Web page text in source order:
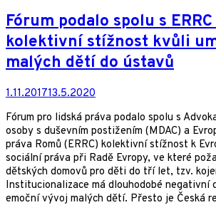
Fórum podalo spolu s ERRC
kolektivní stížnost kvůli
malých dětí do ústavů
1.11.201713.5.2020
Fórum pro lidská práva podalo spolu s
osoby s duševním postižením (MDAC) a
práva Romů (ERRC) kolektivní stížnost k
sociální práva při Radě Evropy, ve které
dětských domovů pro děti do tří let, tzv.
Institucionalizace má dlouhodobé negativní
emoční vývoj malých dětí. Přesto je Česká